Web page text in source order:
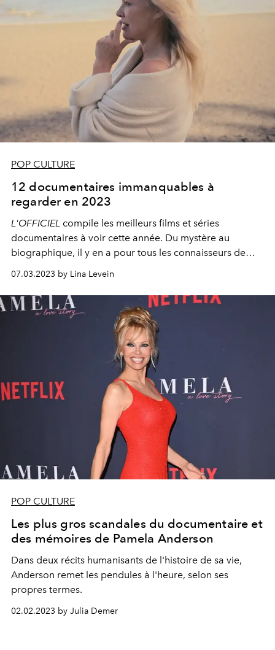
POP CULTURE
12 documentaires immanquables à
regarder en 2023
L'OFFICIEL compile les meilleurs films et séries
documentaires à voir cette année. Du mystère au
biographique, il y en a pour tous les connaisseurs de
07.03.2023 by Lina Levein
POP CULTURE
Les plus gros scandales du documentaire et
des mémoires de Pamela Anderson
Dans deux récits humanisants de l'histoire de sa vie,
Anderson remet les pendules à l'heure, selon ses
propres termes.
02.02.2023 by Julia Demer